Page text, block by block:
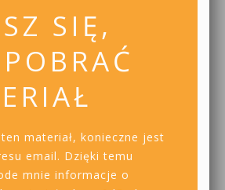
SIĘ,
materiał, konieczne jest
email. Dzięki temu
mnie informacje o